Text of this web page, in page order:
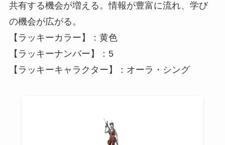
共有する機会が増える。情報が豊富に流れ、学び
の機会が広がる。
【ラッキーカラー】：黄色
【ラッキーナンバー】：5
【ラッキーキャラクター】：オーラ・シング